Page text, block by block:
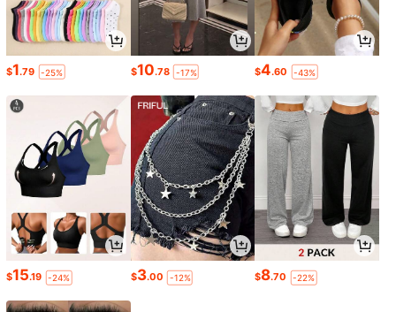
$1.79 -25% $10.78 -17% $4.60 -43%
$15.19 -24% $3.00 -12% $8.70 -22%